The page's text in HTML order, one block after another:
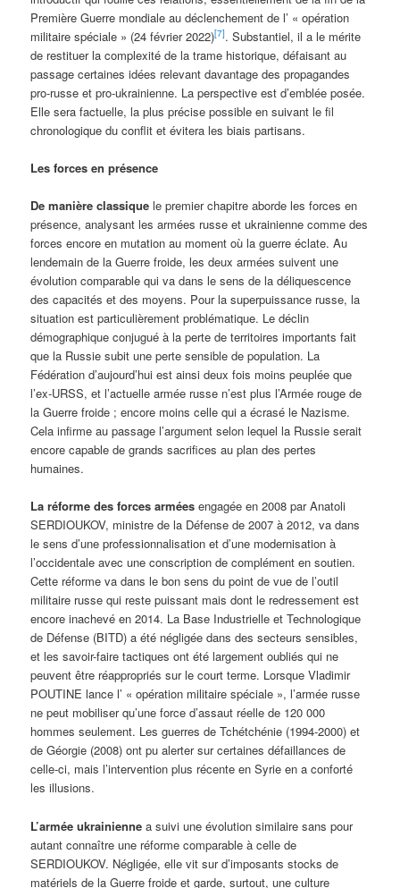
Première Guerre mondiale au déclenchement de l’ « opération
militaire spéciale » (24 février 2022)[7]. Substantiel, il a le mérite
de restituer la complexité de la trame historique, défaisant au
passage certaines idées relevant davantage des propagandes
pro-russe et pro-ukrainienne. La perspective est d’emblée posée.
Elle sera factuelle, la plus précise possible en suivant le fil
chronologique du conflit et évitera les biais partisans.
Les forces en présence
De manière classiquele premier chapitre aborde les forces en
présence, analysant les armées russe et ukrainienne comme des
forces encore en mutation au moment où la guerre éclate. Au
lendemain de la Guerre froide, les deux armées suivent une
évolution comparable qui va dans le sens de la déliquescence
des capacités et des moyens. Pour la superpuissance russe, la
situation est particulièrement problématique. Le déclin
démographique conjugué à la perte de territoires importants fait
que la Russie subit une perte sensible de population. La
Fédération d’aujourd’hui est ainsi deux fois moins peuplée que
l’ex-URSS, et l’actuelle armée russe n’est plus l’Armée rouge de
la Guerre froide ; encore moins celle qui a écrasé le Nazisme.
Cela infirme au passage l’argument selon lequel la Russie serait
encore capable de grands sacrifices au plan des pertes
humaines.
La réforme des forces armées engagée en 2008 par Anatoli
SERDIOUKOV, ministre de la Défense de 2007 à 2012, va dans
le sens d’une professionnalisation et d’une modernisation à
l’occidentale avec une conscription de complément en soutien.
Cette réforme va dans le bon sens du point de vue de l’outil
militaire russe qui reste puissant mais dont le redressement est
encore inachevé en 2014. La Base Industrielle et Technologique
de Défense (BITD) a été négligée dans des secteurs sensibles,
et les savoir-faire tactiques ont été largement oubliés qui ne
peuvent être réappropriés sur le court terme. Lorsque Vladimir
POUTINE lance l’ « opération militaire spéciale », l’armée russe
ne peut mobiliser qu’une force d’assaut réelle de 120 000
hommes seulement. Les guerres de Tchétchénie (1994-2000) et
de Géorgie (2008) ont pu alerter sur certaines défaillances de
celle-ci, mais l’intervention plus récente en Syrie en a conforté
les illusions.
L’armée ukrainiennea suivi une évolution similaire sans pour
autant connaître une réforme comparable à celle de
SERDIOUKOV. Négligée, elle vit sur d’imposants stocks de
matériels de la Guerre froide et garde, surtout, une culture